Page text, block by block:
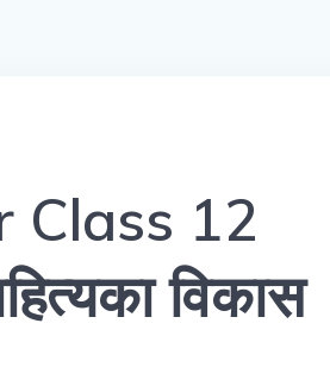
Class 12
विकास